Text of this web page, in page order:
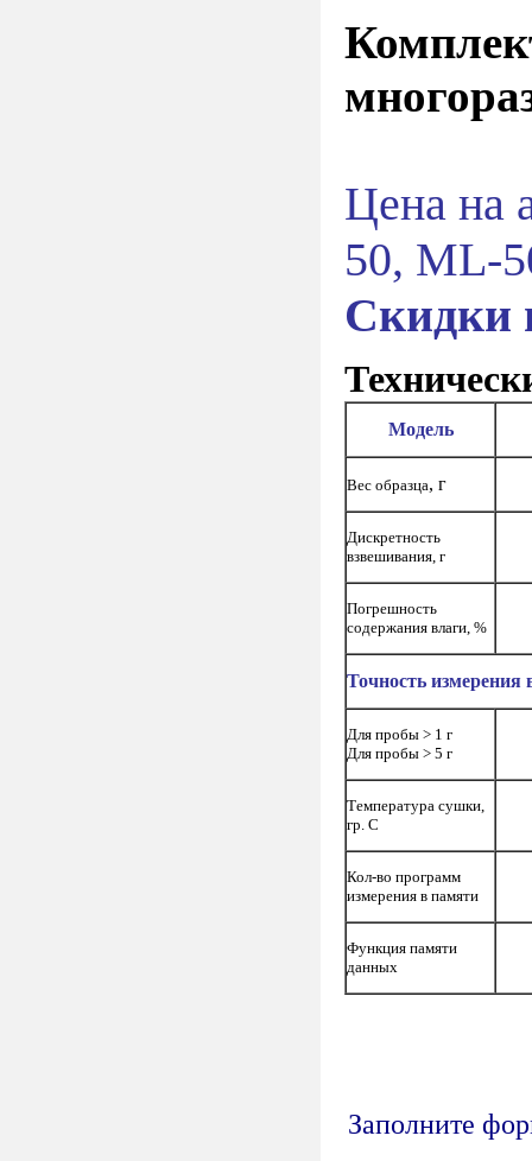
Цена на
50, ML-
Скидки
Модель
Вес образца, г
Дискретность
взвешивания, г
Погрешность
содержания влаги, %
Точность измерения
Для пробы > 1 г
Для пробы > 5 г
Температура сушки,
гр. С
Кол-во программ
измерения в памяти
Функция памяти
данных
Заполните